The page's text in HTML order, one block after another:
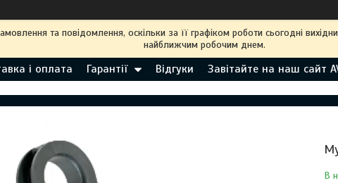
та повідомлення, оскільки за її графіком роботи сьогодні
найближчим робочим днем.
і оплата Гарантії Відгуки Завітайте на наш сайт
В